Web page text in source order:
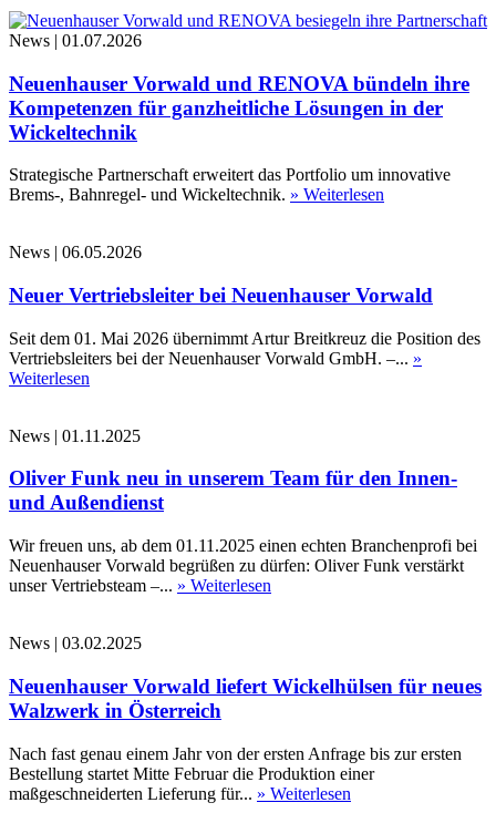
News | 01.07.2026
Neuenhauser Vorwald und RENOVA bündeln ihre
Kompetenzen für ganzheitliche Lösungen in der
Wickeltechnik
Strategische Partnerschaft erweitert das Portfolio um innovative
Brems-, Bahnregel- und Wickeltechnik. » Weiterlesen
News | 06.05.2026
Neuer Vertriebsleiter bei Neuenhauser Vorwald
Seit dem 01. Mai 2026 übernimmt Artur Breitkreuz die Position des
Vertriebsleiters bei der Neuenhauser Vorwald GmbH. –... »
Weiterlesen
News | 01.11.2025
Oliver Funk neu in unserem Team für den Innen-
und Außendienst
Wir freuen uns, ab dem 01.11.2025 einen echten Branchenprofi bei
Neuenhauser Vorwald begrüßen zu dürfen: Oliver Funk verstärkt
unser Vertriebsteam –... » Weiterlesen
News | 03.02.2025
Neuenhauser Vorwald liefert Wickelhülsen für neues
Walzwerk in Österreich
Nach fast genau einem Jahr von der ersten Anfrage bis zur ersten
Bestellung startet Mitte Februar die Produktion einer
maßgeschneiderten Lieferung für... » Weiterlesen